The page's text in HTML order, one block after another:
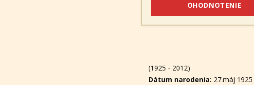
OHODNOTENIE
(1925 - 2012)
Dátum narodenia: 27.máj 1925